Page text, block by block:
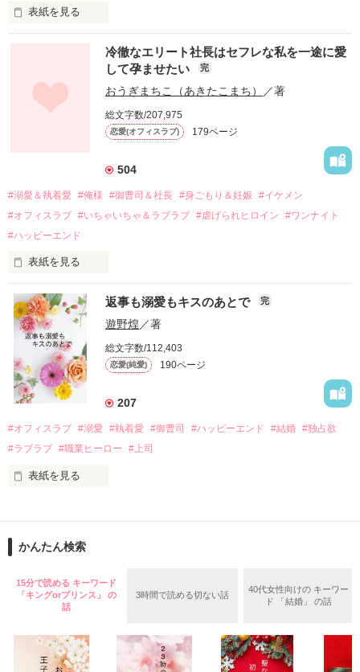
表紙を見る
幼なじみの哲平に淡い恋心を抱いていた美桜。
しかし、ある出来事をきっかけに二人の関係は壊れてしまう。
関係修復もできないまま、美桜は両親の離婚によって
引っ越すことになり、哲平とも離れ離れになった。
それから約十二年後。
過去の傷から、二度と会いたくないと思っていた哲平に
運命のような再会を果たす。
酔った勢いで一夜を共にしてしまった。
さらに、美桜が初めてだと知った哲平は
『責任をとる、結婚しよう』と真っ直ぐに告げてきた。
戸惑う美桜とは裏腹に、好きという気持ちを隠すことなく
甘やかしてくる。
そんなある日、哲平は美桜がストーカー被害に
遭っていることを知る。
美桜を守るため、哲平は同居を提案してきて――。
夏木美桜(なつきみお)
鳴海哲平 (なるみてっぺい)
2026.6.5～2026.7.25
＊以前、公開していた話の改稿版です＊
冷徹なエリート社長はセフレな私を一途に愛
して孕ませたい
完
おうぎまちこ（あきたこまち） ／著
総文字数/207,975
恋愛(オフィスラブ) 179ページ
504
#溺愛＆執着愛 #俺様 #御曹司＆社長 #身ごもり＆妊娠 #イケメン
#オフィスラブ #いちゃいちゃ＆ラブラブ #虐げられヒロイン
#ワンナイト
#ハッピーエンド
表紙を見る
おかしな噂を流されて前の職場でうまくいかなかった梅田美
桜は、海外で傷心旅行をしていたところ、日本人美青年と出会
い、酒の勢いもあり一夜限りの関係となる。
帰国後、美桜は新しい職場でワンナイトした美青年と再会。
なんと彼の正体は、とある財閥御曹司にも関わらず、一族を離
れて起業した新進気鋭の実業家、社内でも冷徹だと評判な社長
――御影恭司その人だったのだ――！
なぜか恭司から飼い猫の世話係を命じられた美桜は、猫の世
の関係となってしまい――？
返事も溺愛もキスのあとで 完
遊野煌／著
総文字数/112,403
恋愛(純愛) 190ページ
207
#オフィスラブ #溺愛 #執着愛 #御曹司 #ハッピーエンド #結婚 #独占欲
#ラブラブ #職業ヒーロー #上司
表紙を見る
ションの企画戦略室で働いている。
めた、同期で恋人の石垣守（26）がいるのだが、後輩の姫原由
いた。
守と由羅から『便利屋雛子』と馬鹿にされ、一人こっそり泣い
ていた雛子に、企画戦略室の上司である雪瀬鷹哉（29）が
た上、同居まで提案してきて──？
かんたん検索
15分で読める キーワード
「キングorプリンス」 の
話
3時間で読める切ない話
40代女性向けの キーワー
ド 「結婚」 の話